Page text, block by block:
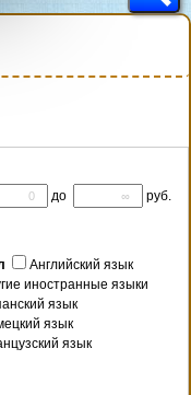
до руб.
Английский язык
иностранные языки
язык
язык
язык